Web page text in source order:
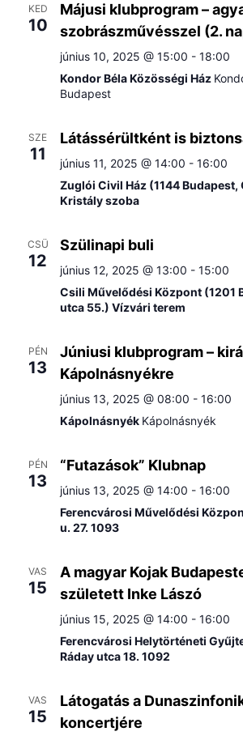
KED
10
Májusi klubprogram –
szobrászművésszel (2.
június 10, 2025 @ 15:00 - 18:00
Kondor Béla Közösségi Ház
Budapest
SZE
11
Látássérültként is
június 11, 2025 @ 14:00 - 16:00
Zuglói Civil Ház (1144 Budapest,
Kristály szoba
CSÜ
12
Szülinapi buli
június 12, 2025 @ 13:00 - 15:00
Csili Művelődési Központ (1201
utca 55.) Vízvári terem
PÉN
13
Júniusi klubprogram –
Kápolnásnyékre
június 13, 2025 @ 08:00 - 16:00
Kápolnásnyék Kápolnásnyék
PÉN
13
“Futazások” Klubnap
június 13, 2025 @ 14:00 - 16:00
Ferencvárosi Művelődési
u. 27. 1093
VAS
15
A magyar Kojak
született Inke Lászó
június 15, 2025 @ 14:00 - 16:00
Ferencvárosi Helytörténeti
Ráday utca 18. 1092
VAS
15
Látogatás a
koncertjére